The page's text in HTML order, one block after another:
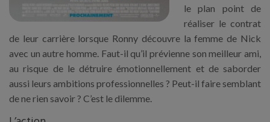
le plan point de
réaliser le contrat
de leur carrière lorsque Ronny découvre la femme de Nick
avec un autre homme. Faut-il qu’il prévienne son meilleur ami,
au risque de le détruire émotionnellement et de saborder
aussi leurs ambitions professionnelles ? Peut-il faire semblant
de ne rien savoir ? C’est le dilemme.